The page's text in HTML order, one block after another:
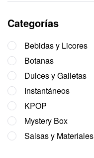
Categorías
Bebidas y Licores
Botanas
Dulces y Galletas
Instantáneos
KPOP
Mystery Box
Salsas y Materiales